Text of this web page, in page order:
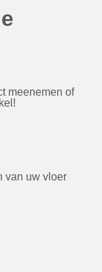
meenemen of
van uw vloer